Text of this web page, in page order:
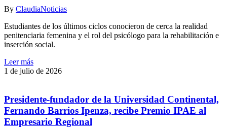
By ClaudiaNoticias
Estudiantes de los últimos ciclos conocieron de cerca la realidad
penitenciaria femenina y el rol del psicólogo para la rehabilitación e
inserción social.
Leer más
1 de julio de 2026
Presidente-fundador de la Universidad Continental,
Fernando Barrios Ipenza, recibe Premio IPAE al
Empresario Regional